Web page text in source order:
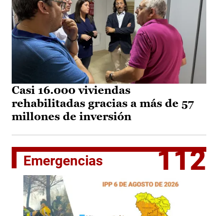
Casi 16.000 viviendas
rehabilitadas gracias a más de 57
millones de inversión
Emergencias 112